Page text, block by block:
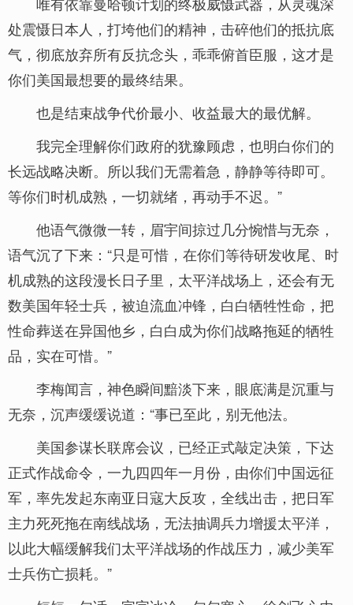
处震慑日本人，打垮他们的精神，击碎他们的抵抗底
气，彻底放弃所有反抗念头，乖乖俯首臣服，这才是
你们美国最想要的最终结果。
也是结束战争代价最小、收益最大的最优解。
我完全理解你们政府的犹豫顾虑，也明白你们的
长远战略决断。所以我们无需着急，静静等待即可。
等你们时机成熟，一切就绪，再动手不迟。”
他语气微微一转，眉宇间掠过几分惋惜与无奈，
语气沉了下来：“只是可惜，在你们等待研发收尾、时
机成熟的这段漫长日子里，太平洋战场上，还会有无
数美国年轻士兵，被迫流血冲锋，白白牺牲性命，把
性命葬送在异国他乡，白白成为你们战略拖延的牺牲
品，实在可惜。”
李梅闻言，神色瞬间黯淡下来，眼底满是沉重与
无奈，沉声缓缓说道：“事已至此，别无他法。
美国参谋长联席会议，已经正式敲定决策，下达
正式作战命令，一九四四年一月份，由你们中国远征
军，率先发起东南亚日寇大反攻，全线出击，把日军
主力死死拖在南线战场，无法抽调兵力增援太平洋，
以此大幅缓解我们太平洋战场的作战压力，减少美军
士兵伤亡损耗。”